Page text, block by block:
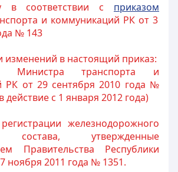
в соответствии с приказом
и коммуникаций РК от 3
№ 143
изменений в настоящий приказ:
транспорта и
РК от 29 сентября 2010 года №
действие с 1 января 2012 года)
регистрации железнодорожного
состава, утвержденные
Правительства Республики
ноября 2011 года № 1351.